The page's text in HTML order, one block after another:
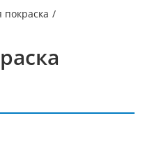
покраска /